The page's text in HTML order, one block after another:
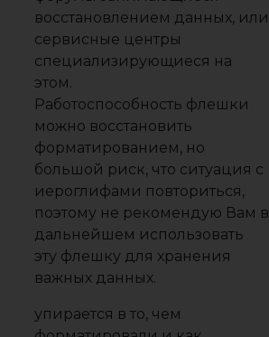
восстановлением данных, или
сервисные центры
специализирующиеся на
этом.
Работоспособность флешки
можно восстановить
форматированием, но
большой риск, что ситуация с
иероглифами повториться,
поэтому не рекомендую Вам в
дальнейшем использовать
эту флешку для хранения
важных данных.
упирается в то, чем